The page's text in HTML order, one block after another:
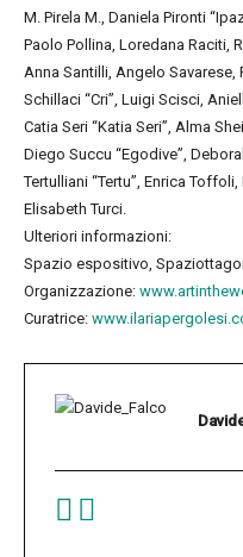
M. Pirela M., Daniela Pironti
Paolo Pollina, Loredana Raciti,
Anna Santilli, Angelo Savarese,
Schillaci “Cri”, Luigi Scisci,
Catia Seri “Katia Seri”, Alma
Diego Succu “Egodive”,
Tertulliani “Tertu”, Enrica
Elisabeth Turci.
Ulteriori informazioni:
Spazio espositivo,
Organizzazione:
Curatrice: